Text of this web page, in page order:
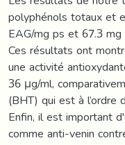
polyphénols totaux et
EAG/mg ps et 67.3
Ces résultats ont
une activité
36 μg/ml,
(BHT) qui est à l’ordre
Enfin, il est important
comme anti-venin